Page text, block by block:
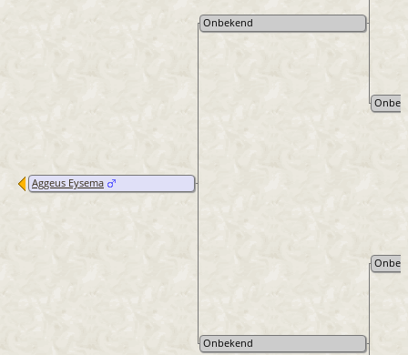
Aggeus Eysema
Onbekend
Onbekend